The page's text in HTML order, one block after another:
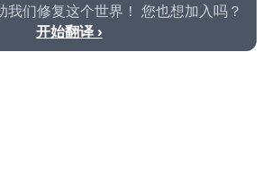
我们修复这个世界！ 您也想加入吗？
开始翻译 ›